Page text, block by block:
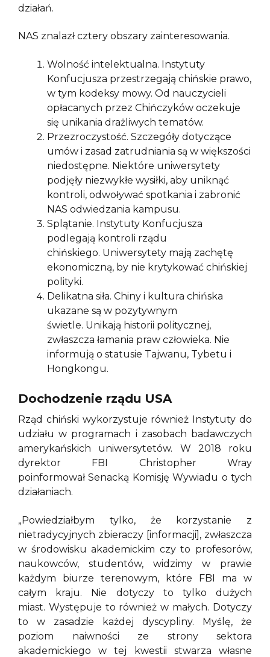
działań.
NAS znalazł cztery obszary zainteresowania.
Wolność intelektualna. Instytuty
Konfucjusza przestrzegają chińskie prawo,
w tym kodeksy mowy. Od nauczycieli
opłacanych przez Chińczyków oczekuje
się unikania drażliwych tematów.
Przezroczystość. Szczegóły dotyczące
umów i zasad zatrudniania są w większości
niedostępne. Niektóre uniwersytety
podjęły niezwykłe wysiłki, aby uniknąć
kontroli, odwoływać spotkania i zabronić
NAS odwiedzania kampusu.
Splątanie. Instytuty Konfucjusza
podlegają kontroli rządu
chińskiego. Uniwersytety mają zachętę
ekonomiczną, by nie krytykować chińskiej
polityki.
Delikatna siła. Chiny i kultura chińska
ukazane są w pozytywnym
świetle. Unikają historii politycznej,
zwłaszcza łamania praw człowieka. Nie
informują o statusie Tajwanu, Tybetu i
Hongkongu.
Dochodzenie rządu USA
Rząd chiński wykorzystuje również Instytuty do
udziału w programach i zasobach badawczych
amerykańskich uniwersytetów. W 2018 roku
dyrektor FBI Christopher Wray
poinformował Senacką Komisję Wywiadu o tych
działaniach.
„Powiedziałbym tylko, że korzystanie z
nietradycyjnych zbieraczy [informacji], zwłaszcza
w środowisku akademickim czy to profesorów,
naukowców, studentów, widzimy w prawie
każdym biurze terenowym, które FBI ma w
całym kraju. Nie dotyczy to tylko dużych
miast. Występuje to również w małych. Dotyczy
to w zasadzie każdej dyscypliny. Myślę, że
poziom naiwności ze strony sektora
akademickiego w tej kwestii stwarza własne